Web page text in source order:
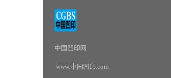
中国凹印网
www.中国凹印.com